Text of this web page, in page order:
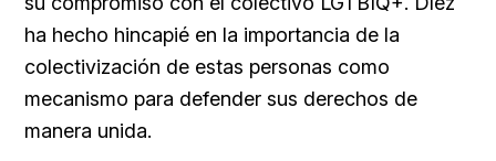
ha hecho hincapié en la importancia de la
colectivización de estas personas como
mecanismo para defender sus derechos de
manera unida.